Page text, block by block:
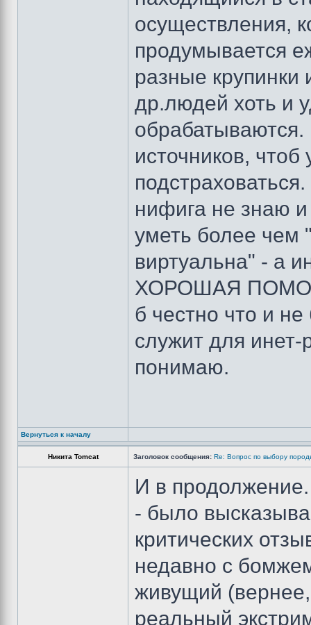
осуществления,
продумывается
разные
др.людей хоть и
источников,
нифига не знаю
уметь более чем
виртуальна" - а
ХОРОШАЯ
б честно что и
служит для инет-
понимаю.
Вернуться к началу
Никита Tomcat Заголовок сообщения: Re: Вопрос по выбору
И в
- было
критических
недавно с
живущий
реальный